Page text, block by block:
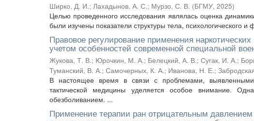
Ширко, Д. И.; Лахадынов, А. С.; Мурзо, С. В. (БГМУ, 2025)
Целью проведенного исследования являлась оценка
были изучены показатели структуры тела, психологического
Правовое регулирование применения
учетом особенностей современной специальной
Жукова, Т. В.; Юрочкин, М. А.; Белецкий, А. В.; Сугак, И. А.;
Туманский, В. А.; Самочерных, К. А.; Иванова, Н. Е.;
В настоящее время в связи с проблемами,
тактической медицины уделяется особое внимание.
обезболиванием. ...
Применение терапии ран отрицательным